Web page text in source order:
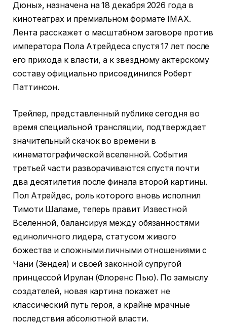
Дюны», назначена на 18 декабря 2026 года в
кинотеатрах и премиальном формате IMAX.
Лента расскажет о масштабном заговоре против
императора Пола Атрейдеса спустя 17 лет после
его прихода к власти, а к звездному актерскому
составу официально присоединился Роберт
Паттинсон.
Трейлер, представленный публике сегодня во
время специальной трансляции, подтверждает
значительный скачок во времени в
кинематографической вселенной. События
третьей части разворачиваются спустя почти
два десятилетия после финала второй картины.
Пол Атрейдес, роль которого вновь исполнил
Тимоти Шаламе, теперь правит Известной
Вселенной, балансируя между обязанностями
единоличного лидера, статусом живого
божества и сложными личными отношениями с
Чани (Зендея) и своей законной супругой
принцессой Ирулан (Флоренс Пью). По замыслу
создателей, новая картина покажет не
классический путь героя, а крайне мрачные
последствия абсолютной власти.